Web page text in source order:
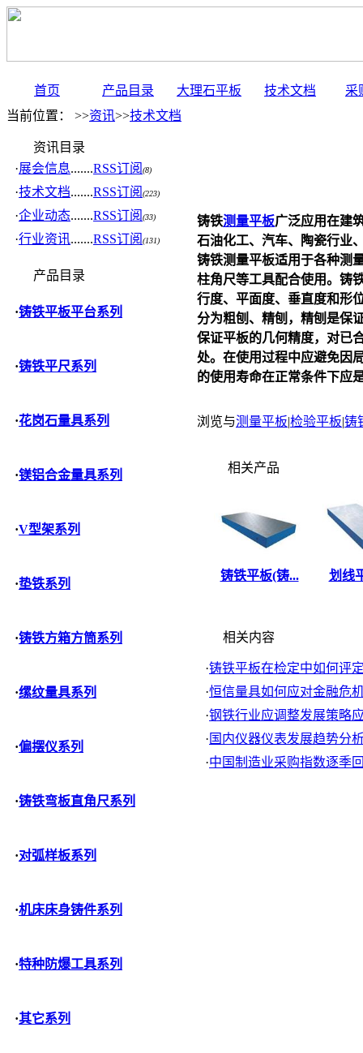
首页 产品目录 大理石平板 技术文档
采
当前位置： >>资讯>>技术文档
资讯目录
·展会信息.......RSS订阅 (8)
·技术文档.......RSS订阅 (223)
·企业动态.......RSS订阅 (33)
·行业资讯.......RSS订阅 (131)
产品目录
·铸铁平板平台系列
·铸铁平尺系列
·花岗石量具系列
·镁铝合金量具系列
·V型架系列
·垫铁系列
·铸铁方箱方筒系列
·缧纹量具系列
·偏摆仪系列
·铸铁弯板直角尺系列
·对弧样板系列
·机床床身铸件系列
·特种防爆工具系列
·其它系列
铸铁测量平板广泛应用在建
石油化工、汽车、陶瓷行业
铸铁测量平板适用于各种测
柱角尺等工具配合使用。铸
行度、平面度、垂直度和形
分为粗刨、精刨，精刨是保
保证平板的几何精度，对已
处。在使用过程中应避免因
的使用寿命在正常条件下应
浏览与测量平板|检验平板|铸
相关产品
铸铁平板(铸... 划线
相关内容
·铸铁平板在检定中如何评
·恒信量具如何应对金融危
·钢铁行业应调整发展策略
· 国内仪器仪表发展趋势分
·中国制造业采购指数逐季